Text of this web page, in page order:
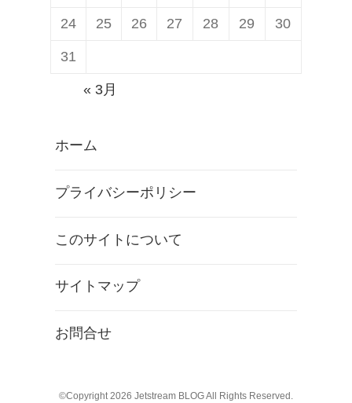
24 25 26 27 28 29 30
31
« 3月
ホーム
プライバシーポリシー
このサイトについて
サイトマップ
お問合せ
©Copyright 2026 Jetstream BLOGAll Rights Reserved.